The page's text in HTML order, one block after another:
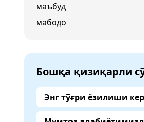
маъбуд
мабодо
Бошқа қизиқарли
Энг тўғри ёзилиши